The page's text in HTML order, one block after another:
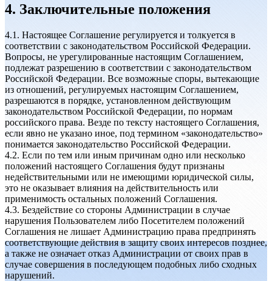
4. Заключительные положения
4.1. Настоящее Соглашение регулируется и толкуется в
соответствии с законодательством Российской Федерации.
Вопросы, не урегулированные настоящим Соглашением,
подлежат разрешению в соответствии с законодательством
Российской Федерации. Все возможные споры, вытекающие
из отношений, регулируемых настоящим Соглашением,
разрешаются в порядке, установленном действующим
законодательством Российской Федерации, по нормам
российского права. Везде по тексту настоящего Соглашения,
если явно не указано иное, под термином «законодательство»
понимается законодательство Российской Федерации.
4.2. Если по тем или иным причинам одно или несколько
положений настоящего Соглашения будут признаны
недействительными или не имеющими юридической силы,
это не оказывает влияния на действительность или
применимость остальных положений Соглашения.
4.3. Бездействие со стороны Администрации в случае
нарушения Пользователем либо Посетителем положений
Соглашения не лишает Администрацию права предпринять
соответствующие действия в защиту своих интересов позднее,
а также не означает отказ Администрации от своих прав в
случае совершения в последующем подобных либо сходных
нарушений.